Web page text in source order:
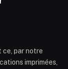
ce, par notre
imprimées,